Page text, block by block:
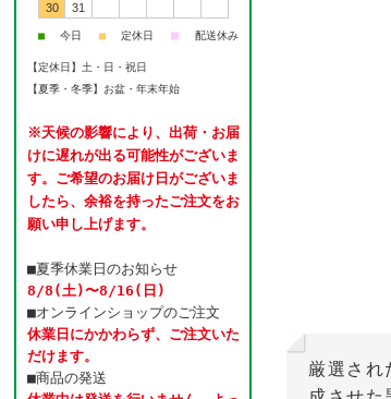
厳選され
30
31
■ 今日 ■ 定休日 ■ 配送休み
【定休日】土・日・祝日
【夏季・冬季】お盆・年末年始
※天候の影響により、出荷・お届
けに遅れが出る可能性がございま
す。ご希望のお届け日がございま
したら、余裕を持ったご注文をお
願い申し上げます。
■夏季休業日のお知らせ
8/8(土)〜8/16(日)
■オンラインショップのご注文
休業日にかかわらず、ご注文いた
だけます。
■商品の発送